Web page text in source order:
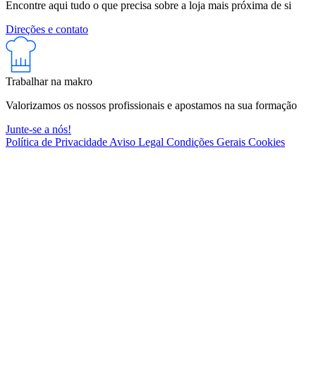
Encontre aqui tudo o que precisa sobre a loja mais próxima de si
Direções e contato
Trabalhar na makro
Valorizamos os nossos profissionais e apostamos na sua formação
Junte-se a nós!
Política de Privacidade Aviso Legal Condições Gerais Cookies